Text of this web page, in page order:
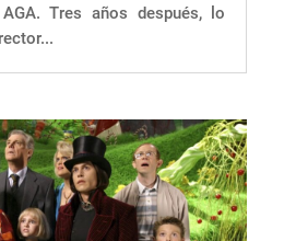
Tres años después, lo